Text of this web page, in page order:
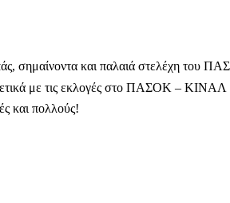
σημαίνοντα και παλαιά στελέχη του
με τις εκλογές στο ΠΑΣΟΚ – ΚΙΝΑΛ
και πολλούς!